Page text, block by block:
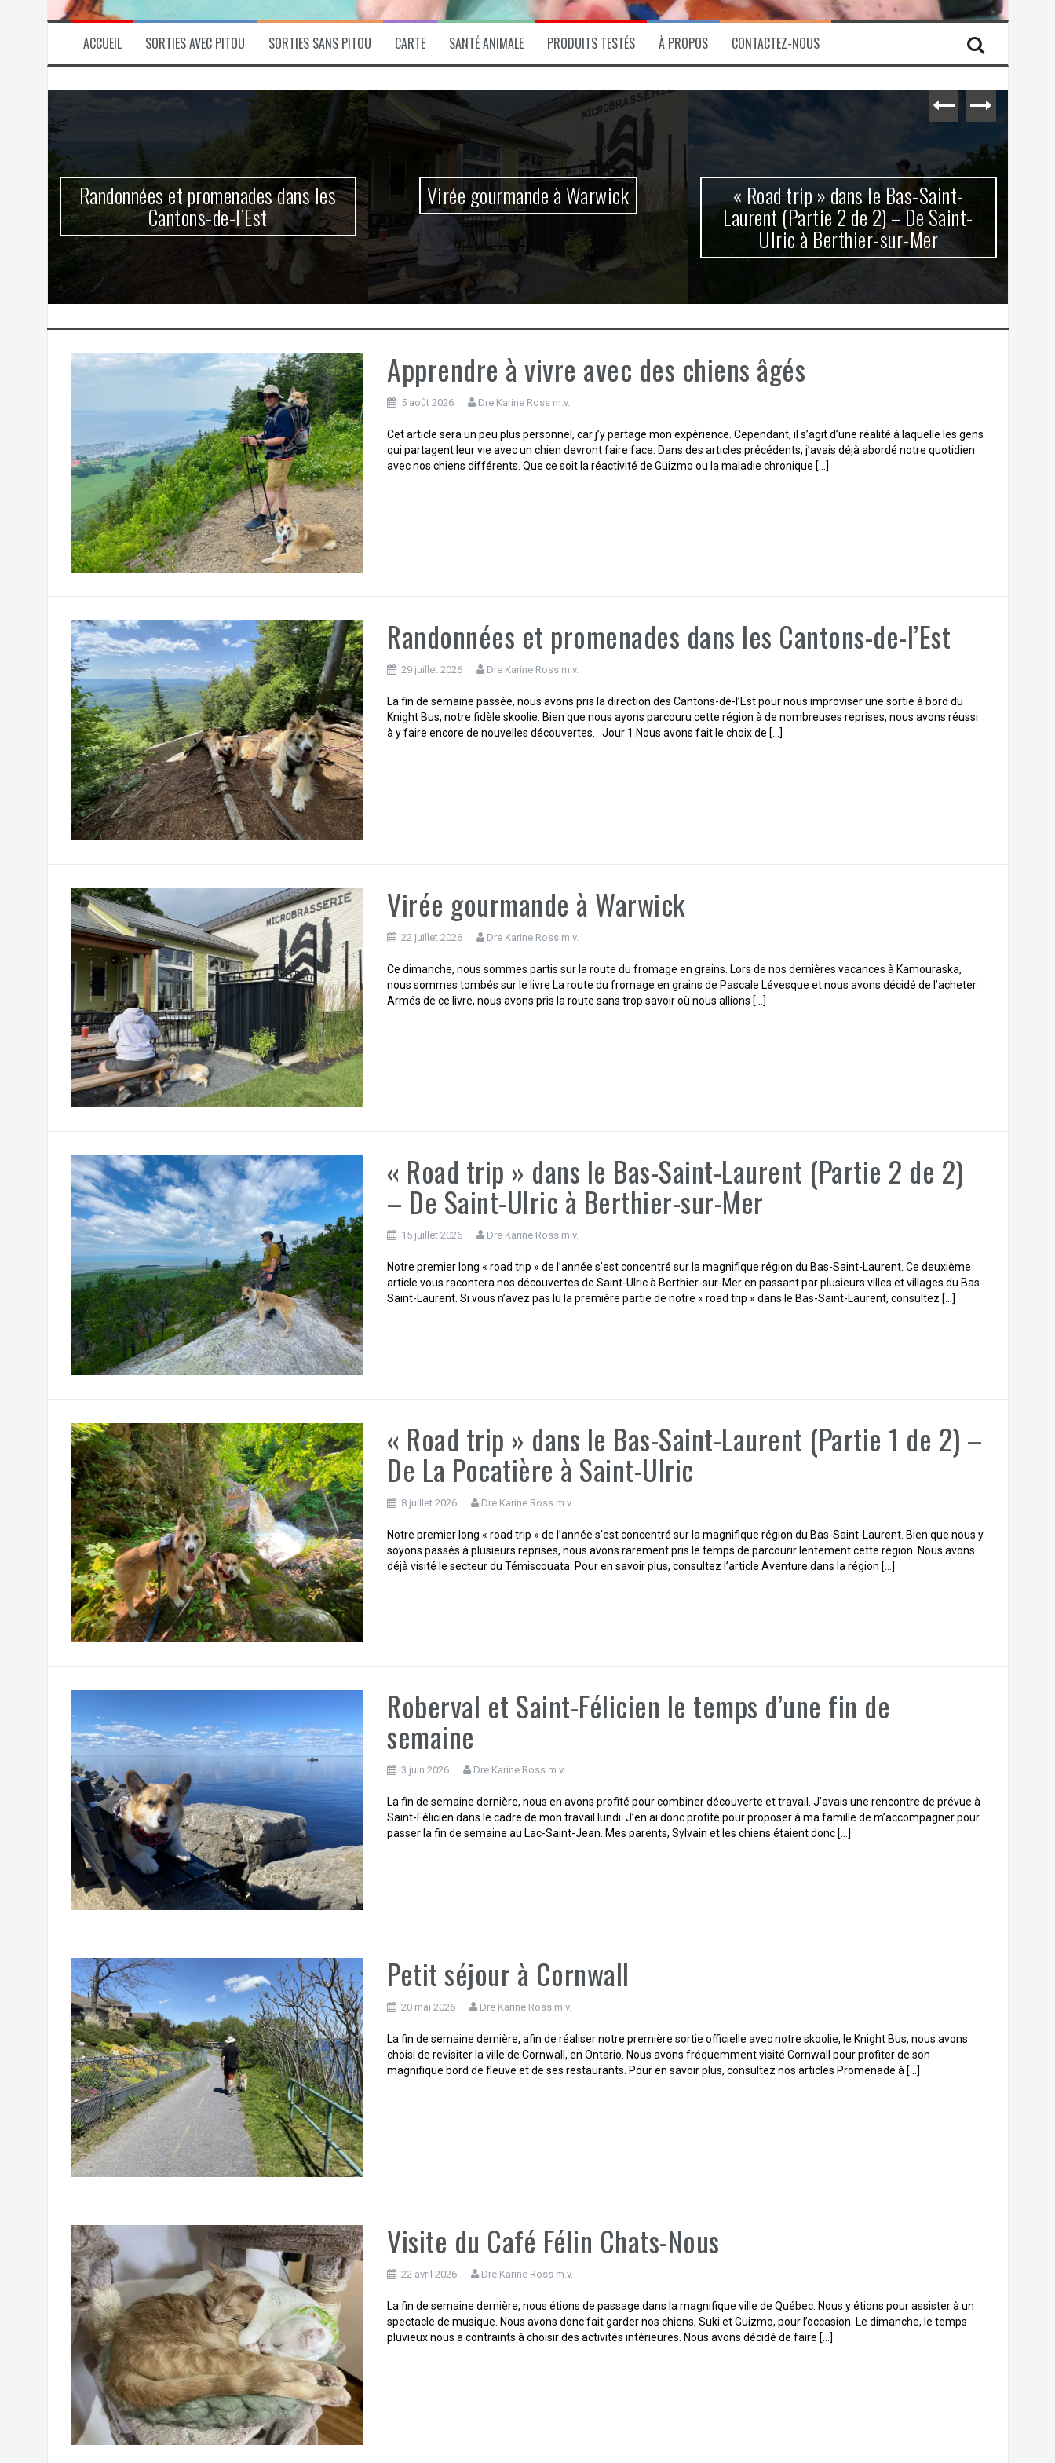
ACCUEIL SORTIES AVEC PITOU SORTIES SANS PITOU CARTE SANTÉ ANIMALE PRODUITS TESTÉS À PROPOS CONTACTEZ-NOUS
Randonnées et promenades dans les
Cantons-de-l’Est
Virée gourmande à Warwick « Road trip » dans le Bas-Saint-
Laurent (Partie 2 de 2) – De Saint-
Ulric à Berthier-sur-Mer
Apprendre à vivre avec des chiens âgés
5 août 2026 Dre Karine Ross m.v.
Cet article sera un peu plus personnel, car j’y partage mon expérience. Cependant, il s’agit d’une réalité à laquelle les gens
qui partagent leur vie avec un chien devront faire face. Dans des articles précédents, j’avais déjà abordé notre quotidien
avec nos chiens différents. Que ce soit la réactivité de Guizmo ou la maladie chronique […]
Randonnées et promenades dans les Cantons-de-l’Est
29 juillet 2026 Dre Karine Ross m.v.
La fin de semaine passée, nous avons pris la direction des Cantons-de-l’Est pour nous improviser une sortie à bord du
Knight Bus, notre fidèle skoolie. Bien que nous ayons parcouru cette région à de nombreuses reprises, nous avons réussi
à y faire encore de nouvelles découvertes. Jour 1 Nous avons fait le choix de […]
Virée gourmande à Warwick
22 juillet 2026 Dre Karine Ross m.v.
Ce dimanche, nous sommes partis sur la route du fromage en grains. Lors de nos dernières vacances à Kamouraska,
nous sommes tombés sur le livre La route du fromage en grains de Pascale Lévesque et nous avons décidé de l’acheter.
Armés de ce livre, nous avons pris la route sans trop savoir où nous allions […]
« Road trip » dans le Bas-Saint-Laurent (Partie 2 de 2)
– De Saint-Ulric à Berthier-sur-Mer
15 juillet 2026 Dre Karine Ross m.v.
Notre premier long « road trip » de l’année s’est concentré sur la magnifique région du Bas-Saint-Laurent. Ce deuxième
article vous racontera nos découvertes de Saint-Ulric à Berthier-sur-Mer en passant par plusieurs villes et villages du Bas-
Saint-Laurent. Si vous n’avez pas lu la première partie de notre « road trip » dans le Bas-Saint-Laurent, consultez […]
« Road trip » dans le Bas-Saint-Laurent (Partie 1 de 2) –
De La Pocatière à Saint-Ulric
8 juillet 2026 Dre Karine Ross m.v.
Notre premier long « road trip » de l’année s’est concentré sur la magnifique région du Bas-Saint-Laurent. Bien que nous y
soyons passés à plusieurs reprises, nous avons rarement pris le temps de parcourir lentement cette région. Nous avons
déjà visité le secteur du Témiscouata. Pour en savoir plus, consultez l’article Aventure dans la région […]
Roberval et Saint-Félicien le temps d’une fin de
semaine
3 juin 2026 Dre Karine Ross m.v.
La fin de semaine dernière, nous en avons profité pour combiner découverte et travail. J’avais une rencontre de prévue à
Saint-Félicien dans le cadre de mon travail lundi. J’en ai donc profité pour proposer à ma famille de m’accompagner pour
passer la fin de semaine au Lac-Saint-Jean. Mes parents, Sylvain et les chiens étaient donc […]
Petit séjour à Cornwall
20 mai 2026 Dre Karine Ross m.v.
La fin de semaine dernière, afin de réaliser notre première sortie officielle avec notre skoolie, le Knight Bus, nous avons
choisi de revisiter la ville de Cornwall, en Ontario. Nous avons fréquemment visité Cornwall pour profiter de son
magnifique bord de fleuve et de ses restaurants. Pour en savoir plus, consultez nos articles Promenade à […]
Visite du Café Félin Chats-Nous
22 avril 2026 Dre Karine Ross m.v.
La fin de semaine dernière, nous étions de passage dans la magnifique ville de Québec. Nous y étions pour assister à un
spectacle de musique. Nous avons donc fait garder nos chiens, Suki et Guizmo, pour l’occasion. Le dimanche, le temps
pluvieux nous a contraints à choisir des activités intérieures. Nous avons décidé de faire […]